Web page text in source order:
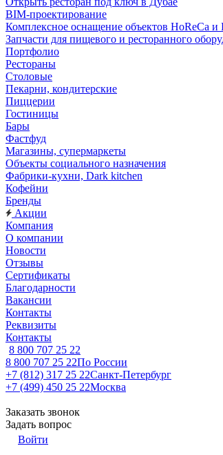
BIM-проектирование
Комплексное оснащение объектов HoReCa и
Запчасти для пищевого и ресторанного
Портфолио
Рестораны
Столовые
Пекарни, кондитерские
Пиццерии
Гостиницы
Бары
Фастфуд
Магазины, супермаркеты
Объекты социального назначения
Фабрики-кухни, Dark kitchen
Кофейни
Бренды
Акции
Компания
О компании
Новости
Отзывы
Сертификаты
Благодарности
Вакансии
Контакты
Реквизиты
Контакты
8 800 707 25 22
8 800 707 25 22По России
+7 (812) 317 25 22Санкт-Петербург
+7 (499) 450 25 22Москва
Заказать звонок
Задать вопрос
Войти